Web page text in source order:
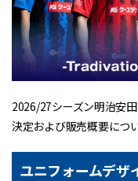
2026/27シーズン明治安
決定および販売概要につ
ユニフォームデザ